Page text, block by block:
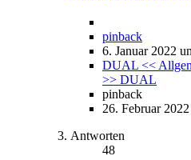
pinback
6. Januar 2022
DUAL <<
>> DUAL
pinback
26. Februar
Antworten
48